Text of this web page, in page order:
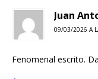
Juan
09/03/2026 A
Fenomenal escrito.